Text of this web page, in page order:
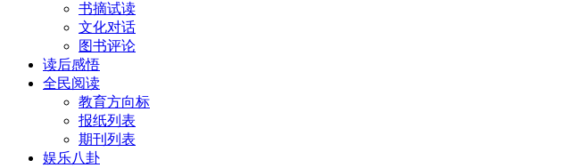
书摘试读
文化对话
图书评论
读后感悟
全民阅读
教育方向标
报纸列表
期刊列表
娱乐八卦